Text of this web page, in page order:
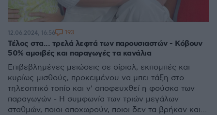
Τέλος στα... τρελά λεφτά των παρουσιαστών - Κόβουν
50% αμοιβές και παραγωγές τα κανάλια
Επιβεβλημένες μειώσεις σε σίριαλ, εκπομπές και
κυρίως μισθούς, προκειμένου να μπει τάξη στο
τηλεοπτικό τοπίο και ν' αποφευχθεί η φούσκα των
παραγωγών - Η συμφωνία των τριών μεγάλων
σταθμών, ποιοι αποχωρούν, ποιοι δεν τα βρήκαν και
12.06.2024, 16:56 193